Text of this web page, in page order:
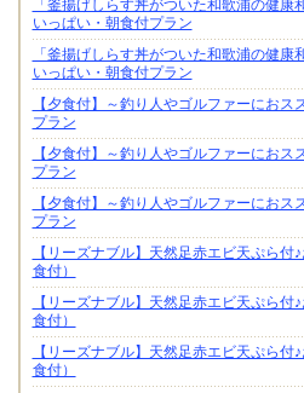
「釜揚げしらす丼がついた和歌浦の健
いっぱい・朝食付プラン
「釜揚げしらす丼がついた和歌浦の健
いっぱい・朝食付プラン
【夕食付】～釣り人やゴルファーにお
プラン
【夕食付】～釣り人やゴルファーにお
プラン
【夕食付】～釣り人やゴルファーにお
プラン
【リーズナブル】天然足赤エビ天ぷら
食付）
【リーズナブル】天然足赤エビ天ぷら
食付）
【リーズナブル】天然足赤エビ天ぷら
食付）